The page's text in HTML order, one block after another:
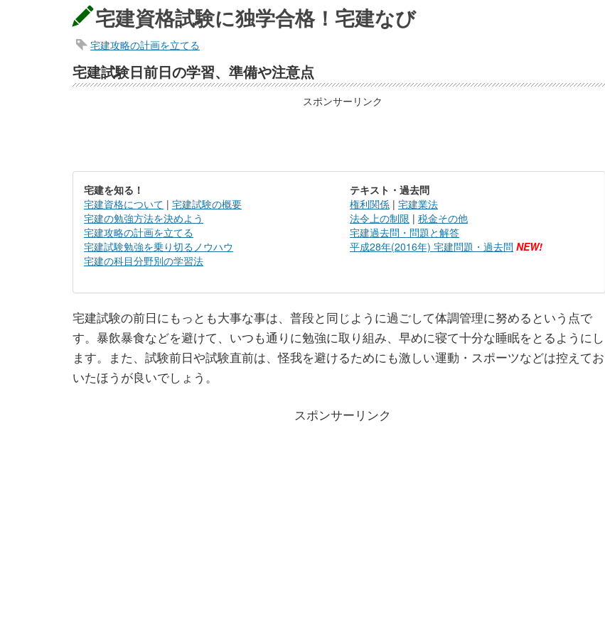
宅建資格試験に独学合格！宅建なび
宅建攻略の計画を立てる
宅建試験日前日の学習、準備や注意点
スポンサーリンク
宅建を知る！
宅建資格について | 宅建試験の概要
宅建の勉強方法を決めよう
宅建攻略の計画を立てる
宅建試験勉強を乗り切るノウハウ
宅建の科目分野別の学習法
テキスト・過去問
権利関係 | 宅建業法
法令上の制限 | 税金その他
宅建過去問・問題と解答
平成28年(2016年) 宅建問題・過去問 NEW!
宅建試験の前日にもっとも大事な事は、普段と同じように過ごして体調管理に努めるという点で
す。暴飲暴食などを避けて、いつも通りに勉強に取り組み、早めに寝て十分な睡眠をとるようにし
ます。また、試験前日や試験直前は、怪我を避けるためにも激しい運動・スポーツなどは控えてお
いたほうが良いでしょう。
スポンサーリンク